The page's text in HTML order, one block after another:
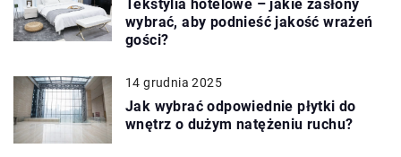
Tekstylia hotelowe – jakie zasłony
wybrać, aby podnieść jakość wrażeń
gości?
14 grudnia 2025
Jak wybrać odpowiednie płytki do
wnętrz o dużym natężeniu ruchu?